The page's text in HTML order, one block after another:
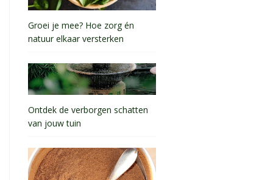
Groei je mee? Hoe zorg én
natuur elkaar versterken
Ontdek de verborgen schatten
van jouw tuin